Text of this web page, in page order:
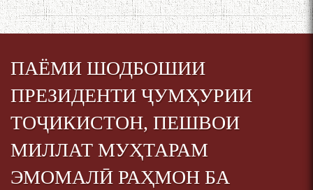
ПАЁМИ ШОДБОШИИ
ПРЕЗИДЕНТИ ҶУМҲУРИИ
ТОҶИКИСТОН, ПЕШВОИ
МИЛЛАТ МУҲТАРАМ
ЭМОМАЛӢ РАҲМОН БА